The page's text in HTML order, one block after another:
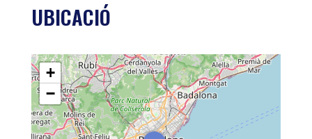
UBICACIÓ
+
−